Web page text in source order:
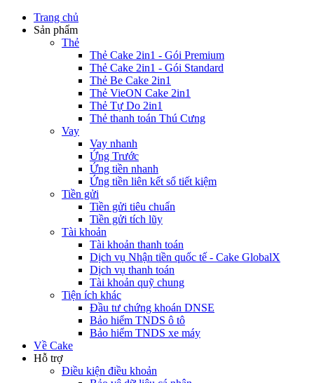
Trang chủ
Sản phẩm
Thẻ
Thẻ Cake 2in1 - Gói Premium
Thẻ Cake 2in1 - Gói Standard
Thẻ Be Cake 2in1
Thẻ VieON Cake 2in1
Thẻ Tự Do 2in1
Thẻ thanh toán Thú Cưng
Vay
Vay nhanh
Ứng Trước
Ứng tiền nhanh
Ứng tiền liên kết sổ tiết kiệm
Tiền gửi
Tiền gửi tiêu chuẩn
Tiền gửi tích lũy
Tài khoản
Tài khoản thanh toán
Dịch vụ Nhận tiền quốc tế - Cake GlobalX
Dịch vụ thanh toán
Tài khoản quỹ chung
Tiện ích khác
Đầu tư chứng khoán DNSE
Bảo hiểm TNDS ô tô
Bảo hiểm TNDS xe máy
Về Cake
Hỗ trợ
Điều kiện điều khoản